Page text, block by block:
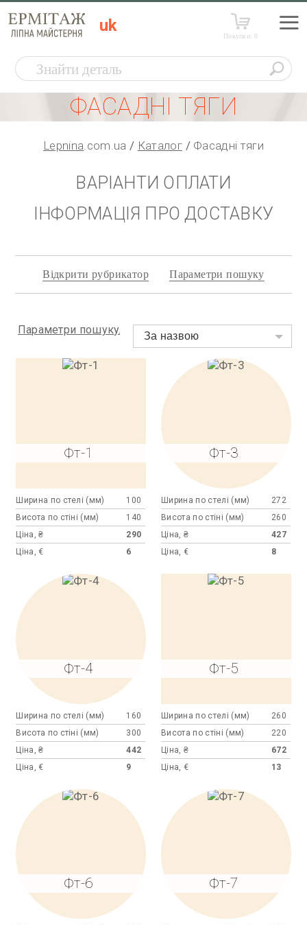
uk
Покупки:0
ФАСАДНІ ТЯГИ
Lepnina.com.ua Каталог Фасадні тяги
ВАРІАНТИ ОПЛАТИ
ІНФОРМАЦІЯ ПРО ДОСТАВКУ
Відкрити рубрикатор Параметри пошуку
Параметри пошуку За назвою
Фт-1
Ширина по стелі (мм)
100
Висота по стіні (мм)
140
Ціна, ₴
290
Ціна, €
6
Фт-3
Ширина по стелі (мм)
272
Висота по стіні (мм)
260
Ціна, ₴
427
Ціна, €
8
Фт-4
Ширина по стелі (мм)
160
Висота по стіні (мм)
300
Ціна, ₴
442
Ціна, €
9
Фт-5
Ширина по стелі (мм)
260
Висота по стіні (мм)
220
Ціна, ₴
672
Ціна, €
13
Фт-6 Фт-7